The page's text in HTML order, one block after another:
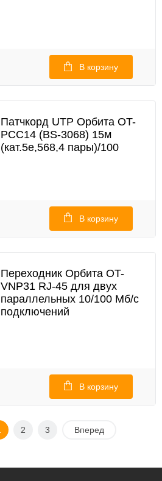
В корзину
Патчкорд UTP Орбита OT-
PCC14 (BS-3068) 15м
(кат.5e,568,4 пары)/100
В корзину
Переходник Орбита OT-
VNP31 RJ-45 для двух
параллельных 10/100 Мб/с
подключений
В корзину
2 3 Вперед